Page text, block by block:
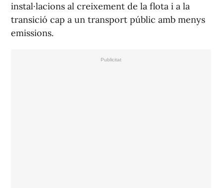
instal·lacions al creixement de la flota i a la
transició cap a un transport públic amb menys
emissions.